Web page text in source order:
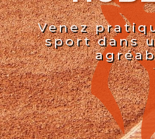
Venez
sport dans